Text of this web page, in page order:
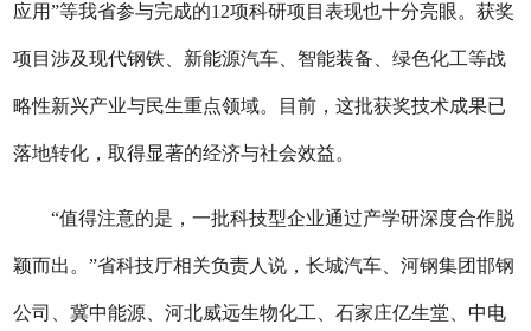
应用”等我省参与完成的12项科研项目表现也十分亮眼。获奖
项目涉及现代钢铁、新能源汽车、智能装备、绿色化工等战
略性新兴产业与民生重点领域。目前，这批获奖技术成果已
落地转化，取得显著的经济与社会效益。
“值得注意的是，一批科技型企业通过产学研深度合作脱
颖而出。”省科技厅相关负责人说，长城汽车、河钢集团邯钢
公司、冀中能源、河北威远生物化工、石家庄亿生堂、中电